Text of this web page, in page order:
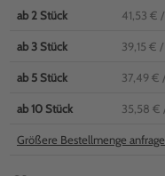
ab 2 Stück 41,53 €
ab3 Stück 39,15 €
ab 5 Stück 37,49 €
ab10 Stück 35,58 €
Größere Bestellmenge